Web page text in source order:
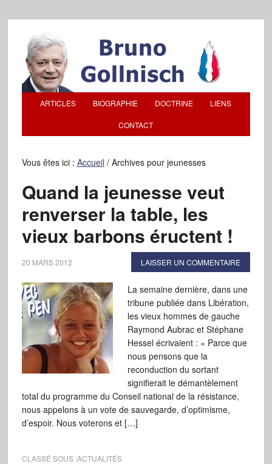
ARTICLES BIOGRAPHIE DOCTRINE LIENS
CONTACT
Vous êtes ici : Accueil /Archives pour jeunesses
Quand la jeunesse veut
renverser la table, les
vieux barbons éructent !
20 MARS 2012 LAISSER UN COMMENTAIRE
La semaine dernière, dans une
tribune publiée dans Libération,
les vieux hommes de gauche
Raymond Aubrac et Stéphane
Hessel écrivaient : « Parce que
nous pensons que la
reconduction du sortant
signifierait le démantèlement
total du programme du Conseil national de la résistance,
nous appelons à un vote de sauvegarde, d’optimisme,
d’espoir. Nous voterons et […]
CLASSÉ SOUS :ACTUALITÉS